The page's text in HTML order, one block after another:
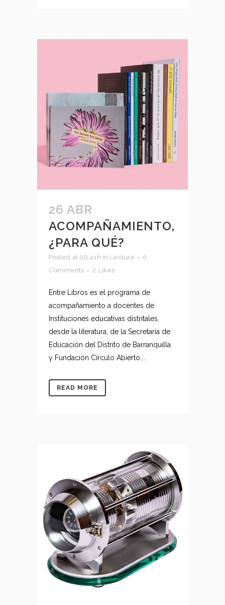
26 ABR
ACOMPAÑAMIENTO,
¿PARA QUÉ?
Posted at 09:41h in Lectura
0
Comments
2 Likes
Entre Libros es el programa de
acompañamiento a docentes de
Instituciones educativas distritales,
desde la literatura, de la Secretaría de
Educación del Distrito de Barranquilla
y Fundación Círculo Abierto....
READ MORE